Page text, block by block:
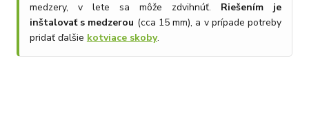
medzery, v lete sa môže zdvihnúť. Riešením je
inštalovať s medzerou (cca 15 mm), a v prípade potreby
pridať ďalšie kotviace skoby.